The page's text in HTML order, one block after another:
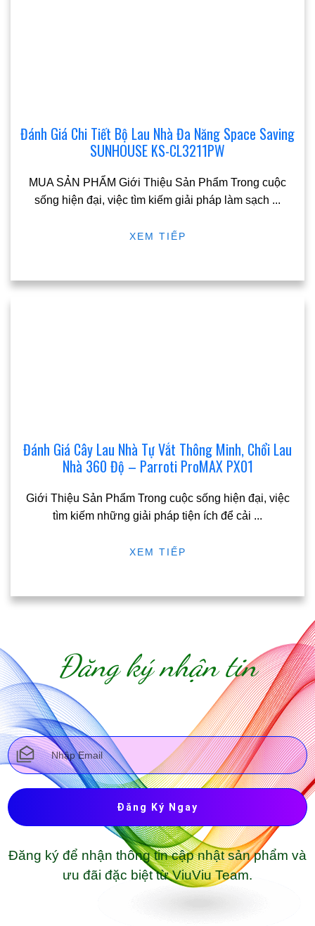
Đánh Giá Chi Tiết Bộ Lau Nhà Đa Năng Space Saving
SUNHOUSE KS-CL3211PW
MUA SẢN PHẨM Giới Thiệu Sản Phẩm Trong cuộc
sống hiện đại, việc tìm kiếm giải pháp làm sạch ...
XEM TIẾP
Đánh Giá Cây Lau Nhà Tự Vắt Thông Minh, Chổi Lau
Nhà 360 Độ – Parroti ProMAX PX01
Giới Thiệu Sản Phẩm Trong cuộc sống hiện đại, việc
tìm kiếm những giải pháp tiện ích để cải ...
XEM TIẾP
Đăng ký nhận tin
Đăng Ký Ngay
Đăng ký để nhận thông tin cập nhật sản phẩm và
ưu đãi đặc biệt từ ViuViu Team.